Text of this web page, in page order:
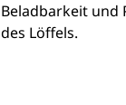
Beladbarkeit
des Löffels.